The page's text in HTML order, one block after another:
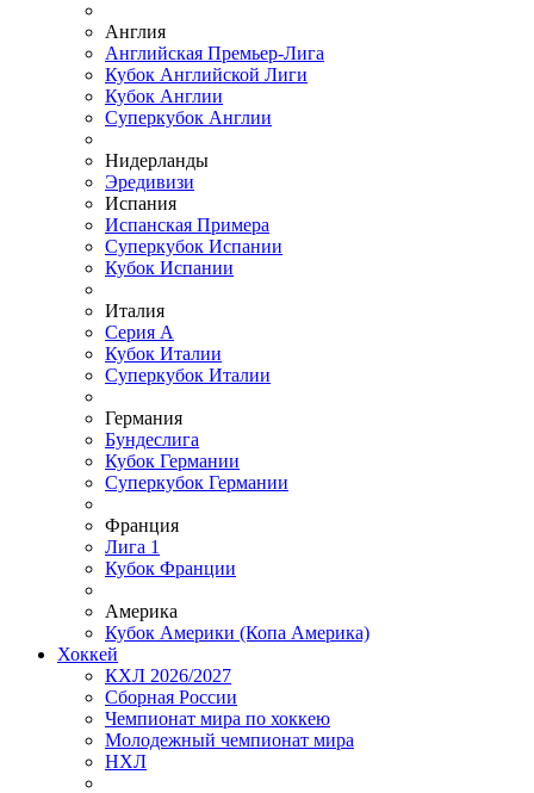
Англия
Английская Премьер-Лига
Кубок Английской Лиги
Кубок Англии
Суперкубок Англии
Нидерланды
Эредивизи
Испания
Испанская Примера
Суперкубок Испании
Кубок Испании
Италия
Серия А
Кубок Италии
Суперкубок Италии
Германия
Бундеслига
Кубок Германии
Суперкубок Германии
Франция
Лига 1
Кубок Франции
Америка
Кубок Америки (Копа Америка)
Хоккей
КХЛ 2026/2027
Сборная России
Чемпионат мира по хоккею
Молодежный чемпионат мира
НХЛ